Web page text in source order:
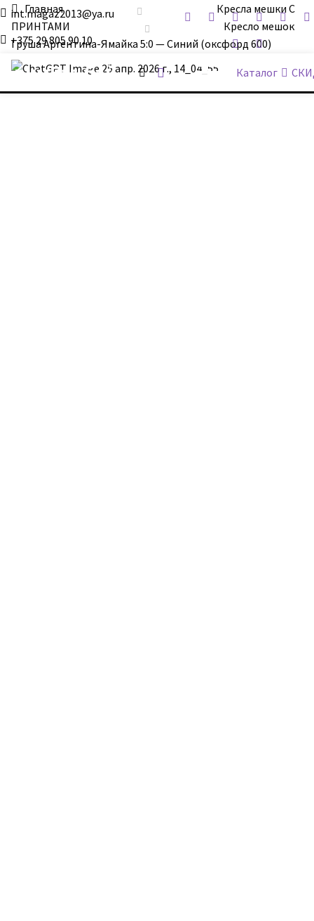
int.magaz2013@ya.ru
+375 29 805 90 10
ДримБэг.бай Каталог
Главная
Кресла мешки С
ПРИНТАМИ
Кресло мешок
Груша Аргентина-Ямайка 5:0 — Синий (оксфорд 600)